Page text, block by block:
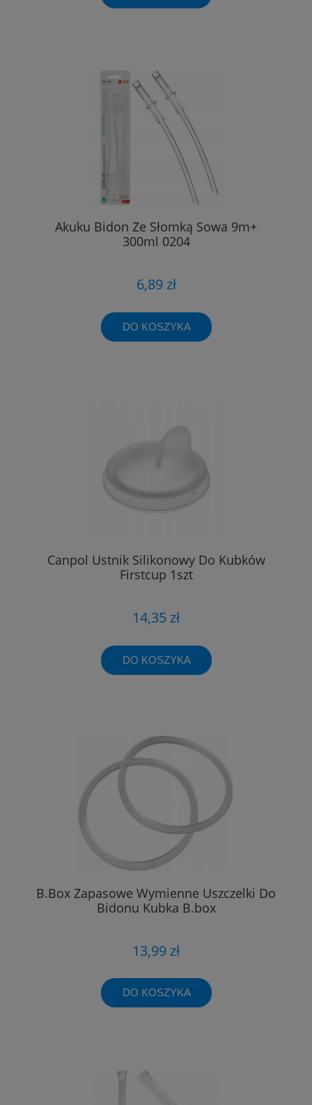
Akuku Bidon Ze Słomką Sowa 9m+
300ml 0204
6,89 zł
DO KOSZYKA
Canpol Ustnik Silikonowy Do Kubków
Firstcup 1szt
14,35 zł
DO KOSZYKA
B.Box Zapasowe Wymienne Uszczelki Do
Bidonu Kubka B.box
13,99 zł
DO KOSZYKA